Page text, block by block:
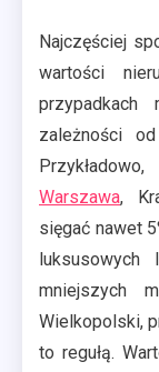
Najczęściej
wartości
zależności
Warszawa,
sięgać nawet
luksusowych
mniejszych
Wielkopolski,
to regułą.